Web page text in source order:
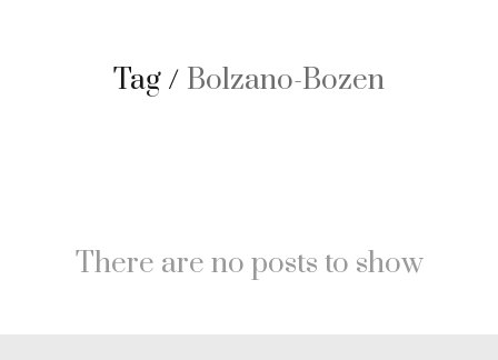
Tag / Bolzano-Bozen
There are no posts to show